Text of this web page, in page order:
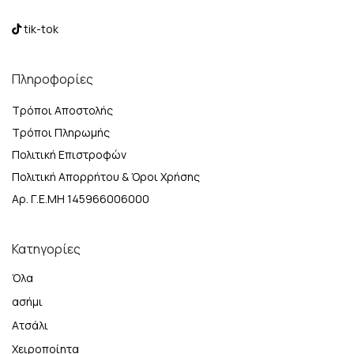
tik-tok
Πληροφορίες
Τρόποι Αποστολής
Τρόποι Πληρωμής
Πολιτική Επιστροφών
Πολιτική Απορρήτου & Όροι Χρήσης
Αρ. Γ.Ε.ΜΗ 145966006000
Κατηγορίες
Όλα
ασήμι
Ατσάλι
Χειροποίητα